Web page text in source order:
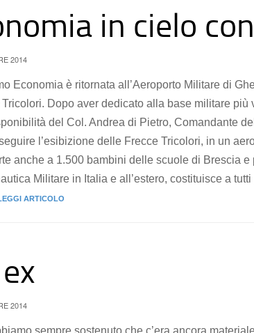
in cielo
2014
Economia è ritornata all’Aeroporto Militare di
Tricolori. Dopo aver dedicato alla base militare
del Col. Andrea di Pietro, Comandante
l’esibizione delle Frecce Tricolori, in un
anche a 1.500 bambini delle scuole di Brescia
Militare in Italia e all’estero, costituisce a
ARTICOLO
2014
sempre sostenuto che c’era ancora